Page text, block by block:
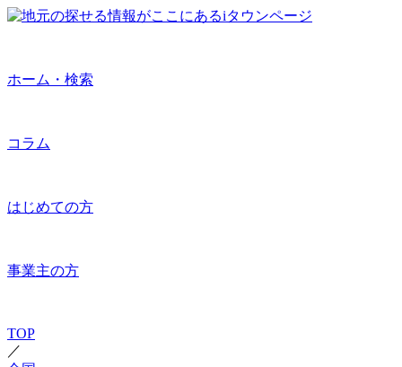
ホーム・検索
コラム
はじめての方
事業主の方
TOP
／